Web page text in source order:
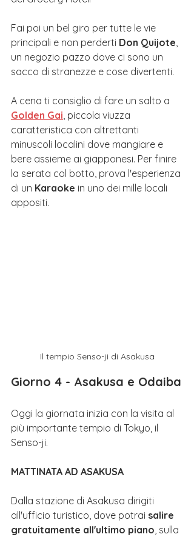
Fai poi un bel giro per tutte le vie
principali e non perderti Don Quijote,
un negozio pazzo dove ci sono un
sacco di stranezze e cose divertenti.
A cena ti consiglio di fare un salto a
Golden Gai, piccola viuzza
caratteristica con altrettanti
minuscoli localini dove mangiare e
bere assieme ai giapponesi. Per finire
la serata col botto, prova l'esperienza
di un Karaoke in uno dei mille locali
appositi.
Il tempio Senso-ji di Asakusa
Giorno 4 - Asakusa e Odaiba
Oggi la giornata inizia con la visita al
più importante tempio di Tokyo, il
Senso-ji.
MATTINATA AD ASAKUSA
Dalla stazione di Asakusa dirigiti
all'ufficio turistico, dove potrai salire
gratuitamente all'ultimo piano , sulla